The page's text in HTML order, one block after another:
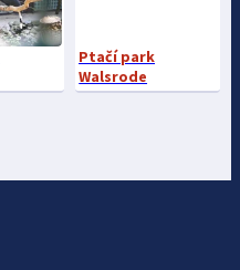
Ptačí park
Walsrode